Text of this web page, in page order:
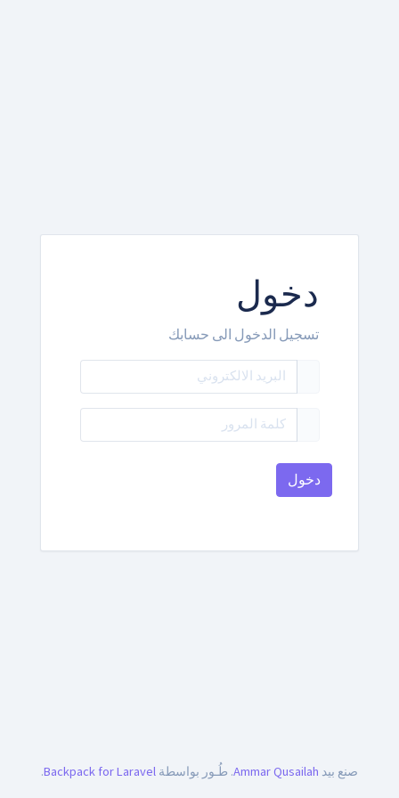
دخول
تسجيل الدخول الى حسابك
دخول
صنع بيد Ammar Qusailah. طُـور بواسطةBackpack for Laravel
.